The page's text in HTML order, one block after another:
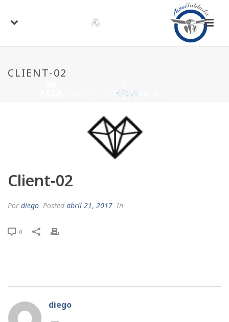
CLIENT-02
CLIENTS/ CLIENT-02
Client-02
Por diego Postedabril 21, 2017 In
0
diego